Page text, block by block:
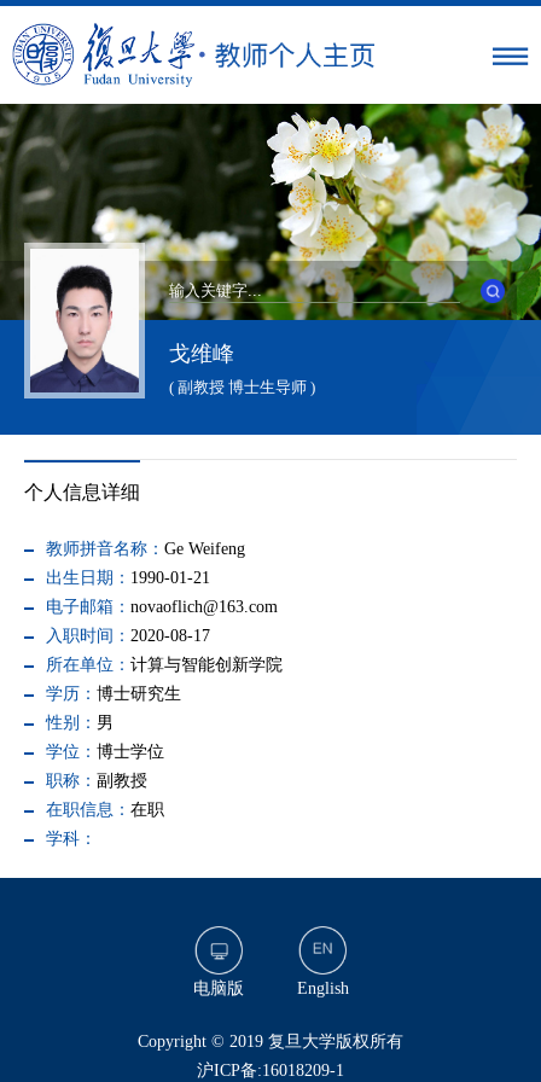
戈维峰
( 副教授 博士生导师 )
个人信息详细
教师拼音名称： Ge Weifeng
出生日期： 1990-01-21
电子邮箱： novaoflich@163.com
入职时间： 2020-08-17
所在单位： 计算与智能创新学院
学历： 博士研究生
性别： 男
学位： 博士学位
职称： 副教授
在职信息： 在职
学科：
电脑版 English
​Copyright © 2019 复旦大学版权所有
沪ICP备:16018209-1